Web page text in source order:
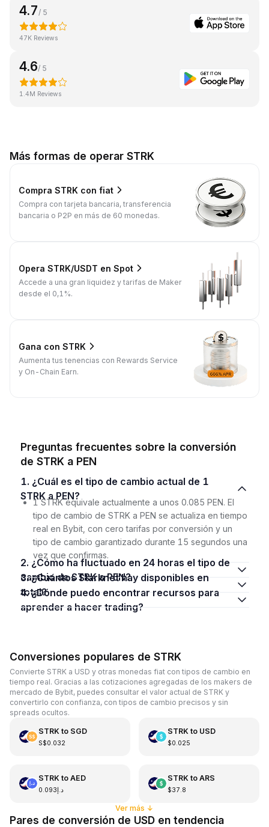
4.7/ 5
47K Reviews
4.6/ 5
1.4M Reviews
Más formas de operar STRK
Compra STRK con fiat
Compra con tarjeta bancaria, transferencia
bancaria o P2P en más de 60 monedas.
Opera STRK/USDT en Spot
Accede a una gran liquidez y tarifas de Maker
desde el 0,1%.
Gana con STRK
Aumenta tus tenencias con Rewards Service
y On-Chain Earn.
Preguntas frecuentes sobre la conversión
de STRK a PEN
1. ¿Cuál es el tipo de cambio actual de 1
STRK a PEN?
1 STRK equivale actualmente a unos 0.085 PEN. El
tipo de cambio de STRK a PEN se actualiza en tiempo
real en Bybit, con cero tarifas por conversión y un
tipo de cambio garantizado durante 15 segundos una
vez que confirmas.
2. ¿Cómo ha fluctuado en 24 horas el tipo de
cambio de STRK a PEN?
3. ¿Cuántos Starknet hay disponibles en
total?
4. ¿Dónde puedo encontrar recursos para
aprender a hacer trading?
Conversiones populares de STRK
Convierte STRK a USD y otras monedas fiat con tipos de cambio en
tiempo real. Gracias a las cotizaciones agregadas de los makers de
mercado de Bybit, puedes consultar el valor actual de STRK y
convertirlo con confianza, con tipos de cambio precisos y sin
spreads ocultos.
STRK to SGD
S$0.032
STRK to USD
$0.025
STRK to AED
د.إ0.093
STRK to ARS
$37.8
Ver más ↓
Pares de conversión de USD en tendencia